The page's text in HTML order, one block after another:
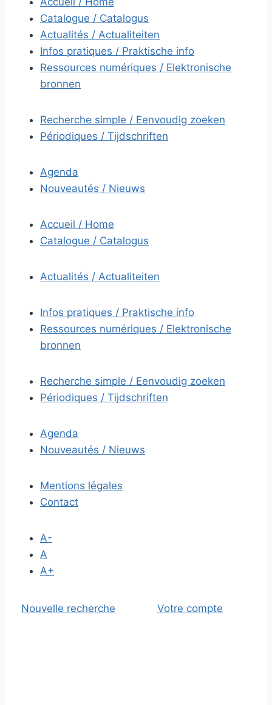
Catalogue / Catalogus
Actualités / Actualiteiten
Infos pratiques / Praktische info
Ressources numériques / Elektronische
bronnen
Recherche simple / Eenvoudig zoeken
Périodiques / Tijdschriften
Agenda
Nouveautés / Nieuws
Accueil / Home
Catalogue / Catalogus
Actualités / Actualiteiten
Infos pratiques / Praktische info
Ressources numériques / Elektronische
bronnen
Recherche simple / Eenvoudig zoeken
Périodiques / Tijdschriften
Agenda
Nouveautés / Nieuws
Mentions légales
Contact
A-
A
A+
Nouvelle recherche Votre compte